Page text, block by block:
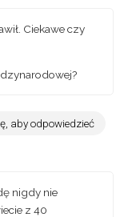
Ciekawe czy
aby odpowiedzieć
nigdy nie
z 40